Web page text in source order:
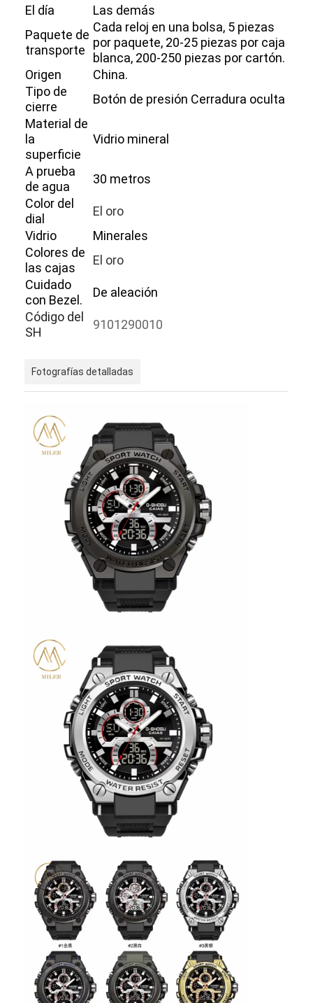
Inicio
Productos
Visita a la fábrica
Control de calidad
Contáctenos
Noticias
Reloj del cuarzo
Reloj con correa de acero inoxidable
Reloj con correa de silicio
Reloj de cuarzo
Reloj de cuarzo para hombres
Reloj de luz de cuarzo
Reloj deportivo digital
Reloj de muñeca para niños
Repuestos de relojes
Repuestos para correas de relojes
El día
Las demás
Paquete de
transporte
Cada reloj en una bolsa, 5 piezas
por paquete, 20-25 piezas por caja
blanca, 200-250 piezas por cartón.
Origen
China.
Tipo de
cierre
Botón de presión Cerradura oculta
Material de
la
superficie
Vidrio mineral
A prueba
de agua
30 metros
Color del
dial
El oro
Vidrio
Minerales
Colores de
las cajas
El oro
Cuidado
con Bezel.
De aleación
Código del
SH
9101290010
Fotografías detalladas